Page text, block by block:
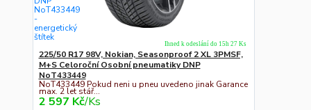
225/50 R17 98V, Nokian, Seasonproof 2 XL 3PMSF,
M+S Celoroční Osobní pneumatiky DNP
NoT433449
NoT433449 Pokud neni u pneu uvedeno jinak Garance
max. 2 let stář...
2 597 Kč/Ks
Ihned k odeslání do 15h 27 Ks